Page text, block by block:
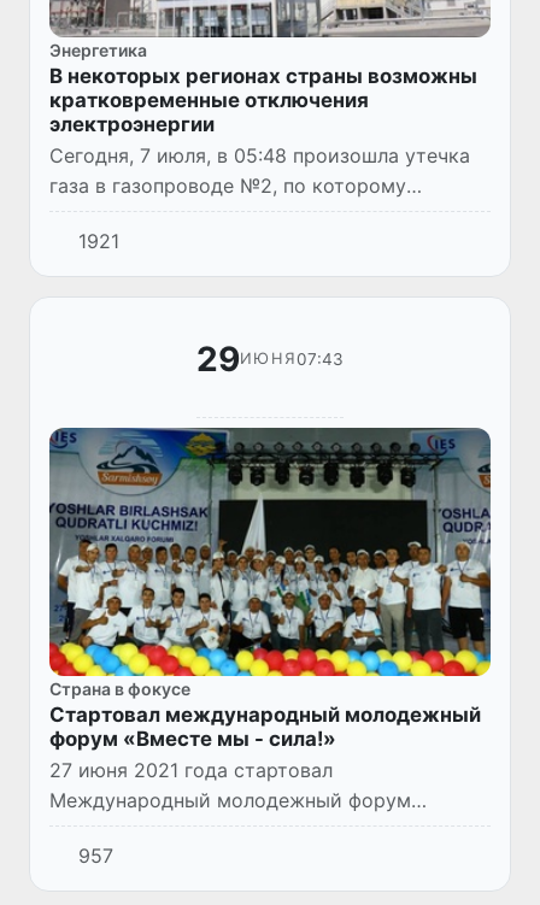
Энергетика
В некоторых регионах страны возможны
кратковременные отключения
электроэнергии
Сегодня, 7 июля, в 05:48 произошла утечка
газа в газопроводе №2, по которому
природный газ подается на парогазовые
установки Навоийской тепловой
электростанции (ТЭС).
1921
29ИЮНЯ07:43
Страна в фокусе
Стартовал международный молодежный
форум «Вместе мы - сила!»
27 июня 2021 года стартовал
Международный молодежный форум
«Вместе мы - сила!», организованный АО
«Тепловые электрические станции» («ТЭС»)
и Навоийским горно-металлургическим
957